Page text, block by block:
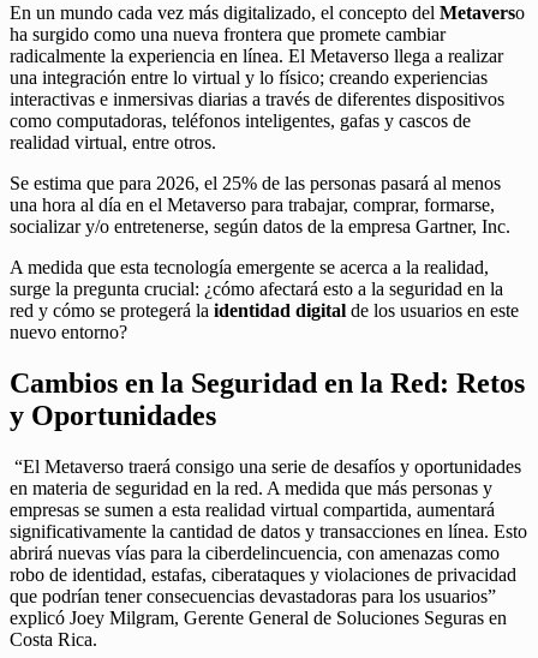
En un mundo cada vez más digitalizado, el concepto del Metaverso
ha surgido como una nueva frontera que promete cambiar
radicalmente la experiencia en línea. El Metaverso llega a realizar
una integración entre lo virtual y lo físico; creando experiencias
interactivas e inmersivas diarias a través de diferentes dispositivos
como computadoras, teléfonos inteligentes, gafas y cascos de
realidad virtual, entre otros.
Se estima que para 2026, el 25% de las personas pasará al menos
una hora al día en el Metaverso para trabajar, comprar, formarse,
socializar y/o entretenerse, según datos de la empresa Gartner, Inc.
A medida que esta tecnología emergente se acerca a la realidad,
surge la pregunta crucial: ¿cómo afectará esto a la seguridad en la
red y cómo se protegerá la identidad digital de los usuarios en este
nuevo entorno?
Cambios en la Seguridad en la Red: Retos
y Oportunidades
“El Metaverso traerá consigo una serie de desafíos y oportunidades
en materia de seguridad en la red. A medida que más personas y
empresas se sumen a esta realidad virtual compartida, aumentará
significativamente la cantidad de datos y transacciones en línea. Esto
abrirá nuevas vías para la ciberdelincuencia, con amenazas como
robo de identidad, estafas, ciberataques y violaciones de privacidad
que podrían tener consecuencias devastadoras para los usuarios”
explicó Joey Milgram, Gerente General de Soluciones Seguras en
Costa Rica.